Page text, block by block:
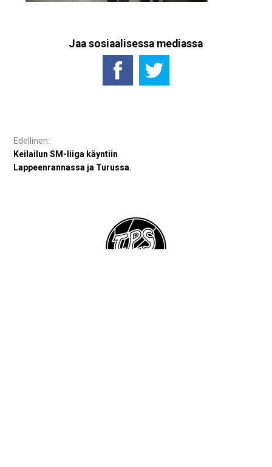
Jaa sosiaalisessa mediassa
Artikkelien
selaus
Keilailun SM-liiga käyntiin
Lappeenrannassa ja Turussa.